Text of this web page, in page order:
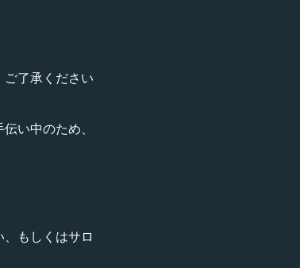
了承ください
い中のため、
もしくはサロ